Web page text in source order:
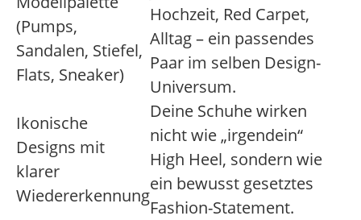
(Pumps,
Sandalen, Stiefel,
Flats, Sneaker)
Hochzeit, Red Carpet,
Alltag – ein passendes
Paar im selben Design-
Universum.
Ikonische
Designs mit
klarer
Wiedererkennung
Deine Schuhe wirken
nicht wie „irgendein“
High Heel, sondern wie
ein bewusst gesetztes
Fashion-Statement.